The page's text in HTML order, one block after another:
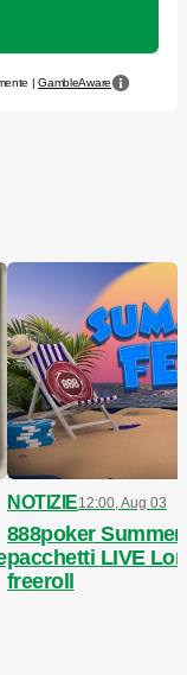
|GambleAware
NOTIZIE12:00, Aug 03
888poker
pacchetti LIVE
freeroll